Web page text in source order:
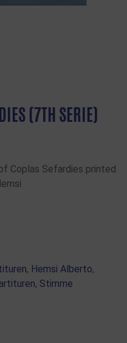
(7TH SERIE)
Coplas Sefardies printed
, Hemsi Alberto,
, Stimme